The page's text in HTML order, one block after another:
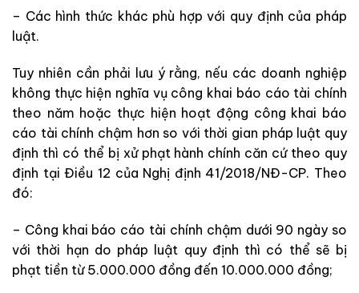
– Các hình thức khác phù hợp với quy định của pháp
luật.
Tuy nhiên cần phải lưu ý rằng, nếu các doanh nghiệp
không thực hiện nghĩa vụ công khai báo cáo tài chính
theo năm hoặc thực hiện hoạt động công khai báo
cáo tài chính chậm hơn so với thời gian pháp luật quy
định thì có thể bị xử phạt hành chính căn cứ theo quy
định tại Điều 12 của Nghị định 41/2018/NĐ-CP. Theo
đó:
– Công khai báo cáo tài chính chậm dưới 90 ngày so
với thời hạn do pháp luật quy định thì có thể sẽ bị
phạt tiền từ 5.000.000 đồng đến 10.000.000 đồng;